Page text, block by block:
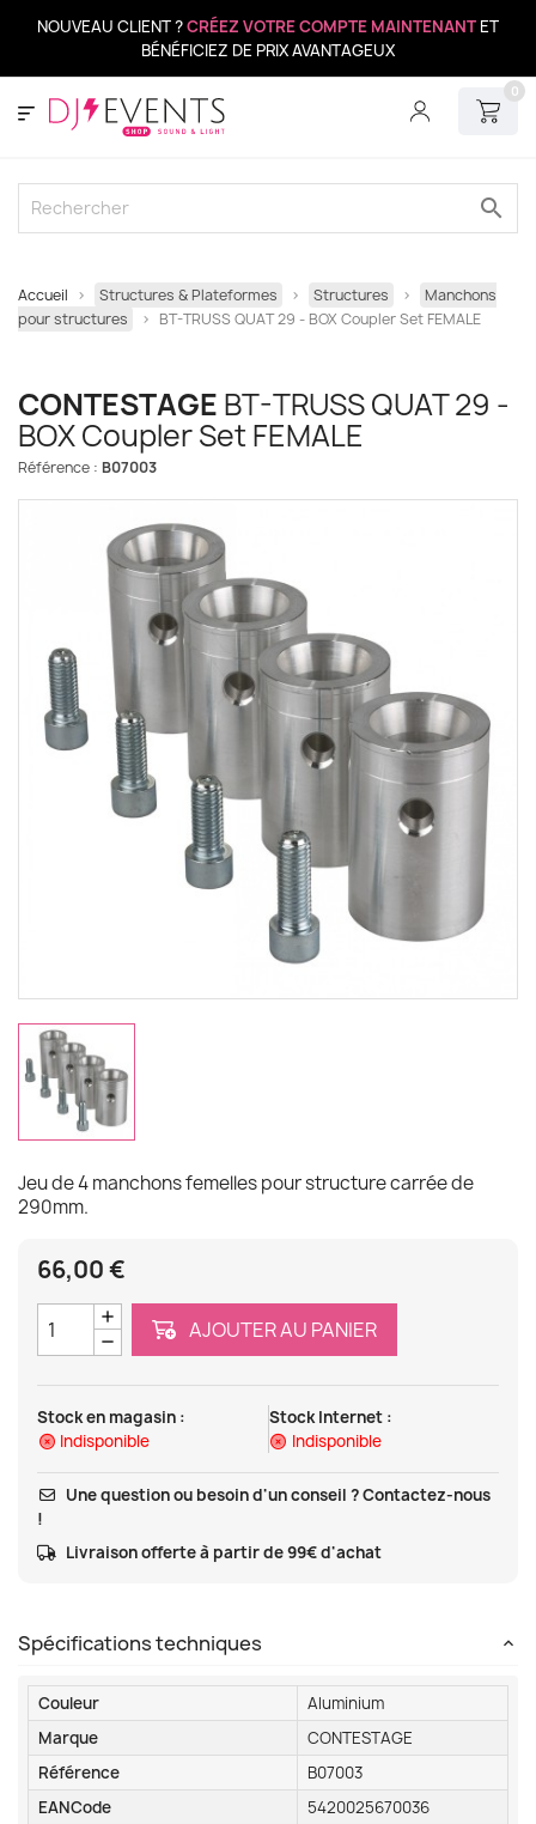
NOUVEAU CLIENT ?CRÉEZ VOTRE COMPTE MAINTENANT ET
BÉNÉFICIEZ DE PRIX AVANTAGEUX
0
search
Accueil Structures & Plateformes Structures
Manchons
pour structures
BT-TRUSS QUAT 29 - BOX Coupler Set FEMALE
CONTESTAGE BT-TRUSS QUAT 29 -
BOX Coupler Set FEMALE
Référence : B07003
Jeu de 4 manchons femelles pour structure carrée de
290mm.
66,00 €
AJOUTER AU PANIER
Stock en magasin :
Indisponible
Stock Internet :
Indisponible
Une question ou besoin d'un conseil ? Contactez-nous
!
Livraison offerte à partir de 99€ d'achat
Spécifications techniques
Couleur
Aluminium
Marque
CONTESTAGE
Référence
B07003
EANCode
5420025670036